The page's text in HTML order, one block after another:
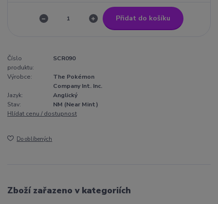
Přidat do košíku
Číslo
produktu:
SCR090
Výrobce:
The Pokémon
Company Int. Inc.
Jazyk:
Anglický
Stav:
NM (Near Mint)
Hlídat cenu / dostupnost
Do oblíbených
Zboží zařazeno v kategoriích